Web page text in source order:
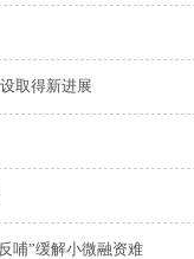
取得新进展
哺”缓解小微融资难